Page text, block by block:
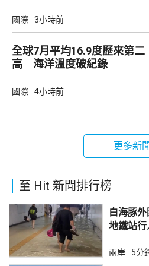
國際 3小時前
全球7月平均16.9度歷來第二
高 海洋溫度破紀錄
國際 4小時前
更多新
至 Hit 新聞排行榜
白海豚
地鐵站
兩岸 5分